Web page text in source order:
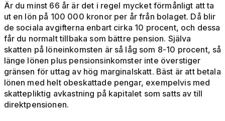
Är du minst 66 år är det i regel mycket förmånligt att ta
ut en lön på 100 000 kronor per år från bolaget. Då blir
de sociala avgifterna enbart cirka 10 procent, och dessa
får du normalt tillbaka som bättre pension. Själva
skatten på löneinkomsten är så låg som 8-10 procent, så
länge lönen plus pensionsinkomster inte överstiger
gränsen för uttag av hög marginalskatt. Bäst är att betala
lönen med helt obeskattade pengar, exempelvis med
skattepliktig avkastning på kapitalet som satts av till
direktpensionen.